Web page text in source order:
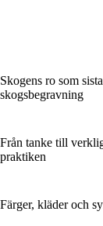
Skogens ro som
skogsbegravning
Från tanke till
praktiken
Färger, kläder och